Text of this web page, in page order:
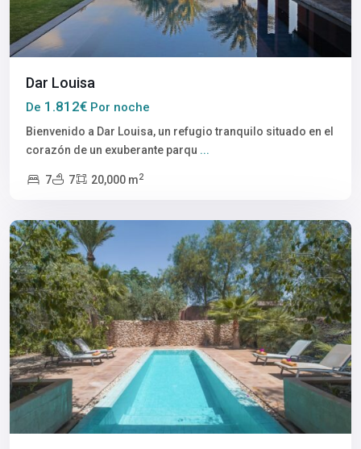
Dar Louisa
De 1.812€ Por noche
Bienvenido a Dar Louisa, un refugio tranquilo situado en el
corazón de un exuberante parqu ...
7 7 20,000 m2